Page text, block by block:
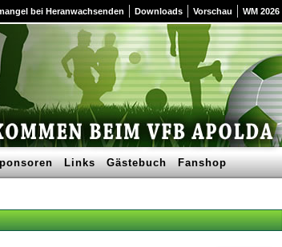
bei Heranwachsenden Downloads Vorschau WM 2026
Links Gästebuch Fanshop